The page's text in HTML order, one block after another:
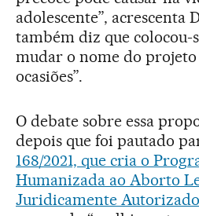
adolescente”, acrescenta
também diz que colocou-
mudar o nome do projeto
ocasiões”.
O debate sobre essa
depois que foi pautado
168/2021, que cria o
Humanizada ao Aborto
Juridicamente Autorizado